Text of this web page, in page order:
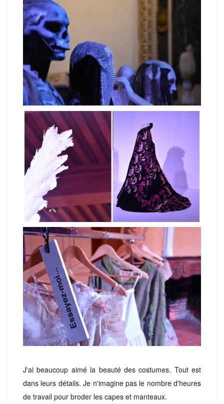
J'ai beaucoup aimé la beauté des costumes. Tout est
dans leurs détails. Je n'imagine pas le nombre d'heures
de travail pour broder les capes et manteaux.